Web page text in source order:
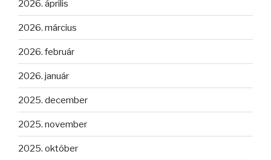
2026. április
2026. március
2026. február
2026. január
2025. december
2025. november
2025. október